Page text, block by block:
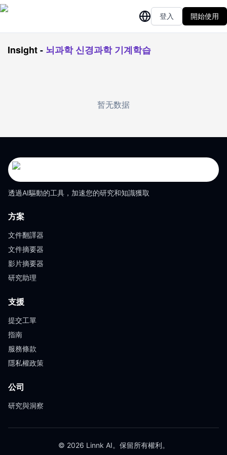
登入 開始使用
Insight- 뇌과학 신경과학 기계학습
暂无数据
透過AI驅動的工具，加速您的研究和知識獲取
方案
文件翻譯器
文件摘要器
影片摘要器
研究助理
支援
提交工單
指南
服務條款
隱私權政策
公司
研究與洞察
© 2026 Linnk AI。保留所有權利。